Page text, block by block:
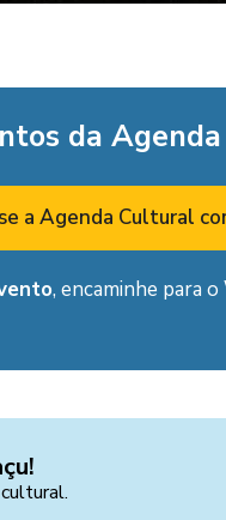
da
a Agenda Cultural
, encaminhe para o